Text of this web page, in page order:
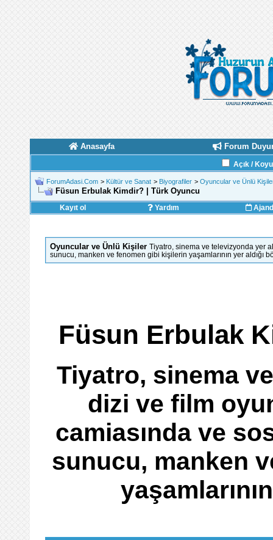
Anasayfa Forum
Açık /
ForumAdasi.Com > Kültür ve Sanat > Biyografiler > Oyuncular ve Ünlü
Füsun Erbulak Kimdir? | Türk Oyuncu
Kayıt ol Yardım
Oyuncular ve Ünlü Kişiler Tiyatro, sinema ve televizyonda yer
sunucu, manken ve fenomen gibi kişilerin yaşamlarının yer aldığı
Füsun Erbulak
Tiyatro, sinema
dizi ve film
camiasında ve
sunucu, manken